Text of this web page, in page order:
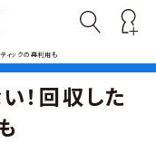
ィックの再利用も
！回収した